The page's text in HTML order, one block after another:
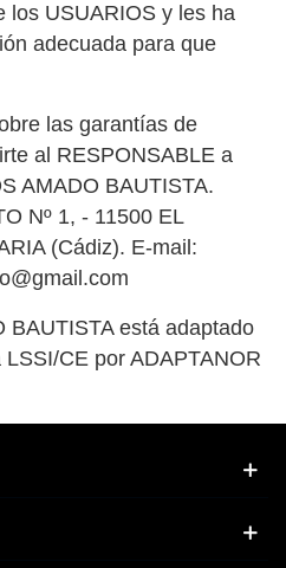
los USUARIOS y les ha
adecuada para que
las garantías de
al RESPONSABLE a
AMADO BAUTISTA.
Nº 1, - 11500 EL
(Cádiz). E-mail:
BAUTISTA está adaptado
CE por ADAPTANOR